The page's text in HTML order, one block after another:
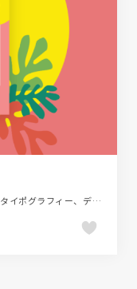
イラスト、カラフル、コーポレートサイト、タイポグラフィー、デザイン・アート・音楽・文芸、ポップ